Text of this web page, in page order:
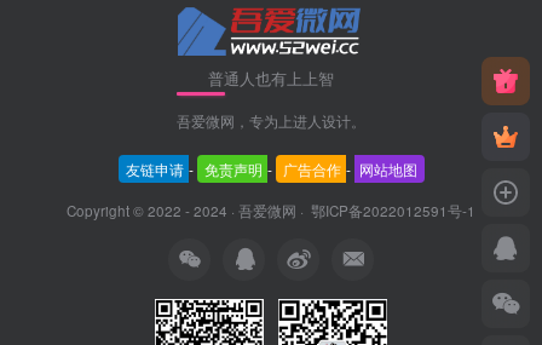
普通人也有上上智
吾爱微网，专为上进人设计。
友链申请 - 免责声明 - 广告合作 - 网站地图
Copyright © 2022 - 2024 · 吾爱微网 · 鄂ICP备2022012591号-1